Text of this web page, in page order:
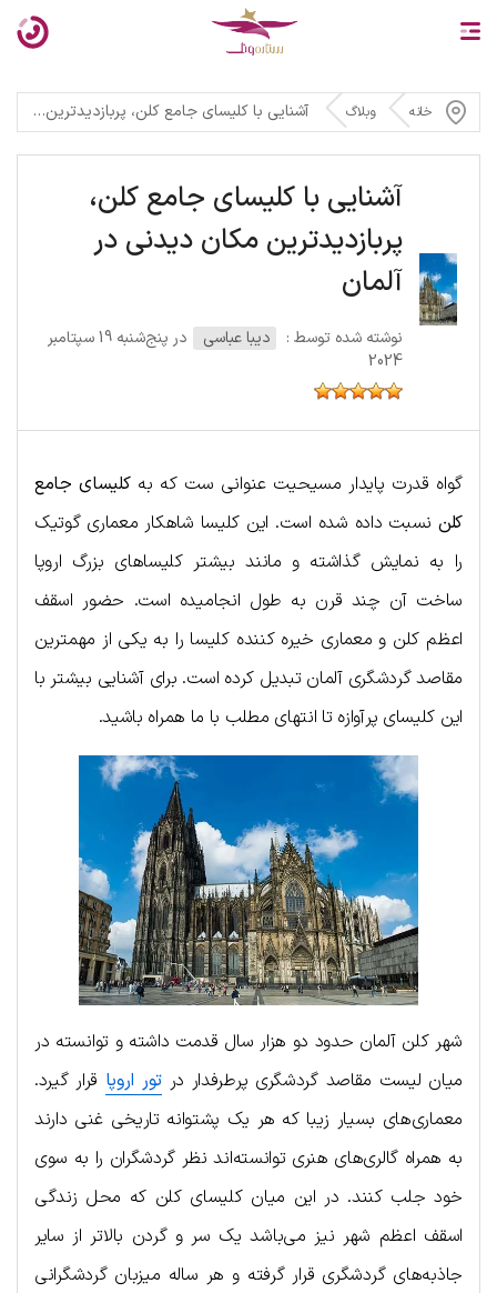
خانه وبلاگ آشنایی با کلیسای جامع کلن، پربازدیدترین مکان دیدنی در آلمان
آشنایی با کلیسای جامع کلن،
پربازدیدترین مکان دیدنی در
آلمان
نوشته شده توسط : دیبا عباسی
در پنج‌شنبه 19 سپتامبر
2024
گواه قدرت پایدار مسیحیت عنوانی ست که بهکلیسای جامع
کلن نسبت داده شده است. این کلیسا شاهکار معماری گوتیک
را به نمایش گذاشته و مانند بیشتر کلیساهای بزرگ اروپا
ساخت آن چند قرن به طول انجامیده است. حضور اسقف
اعظم کلن و معماری خیره کننده کلیسا را به یکی از مهمترین
مقاصد گردشگری آلمان تبدیل کرده است. برای آشنایی بیشتر با
این کلیسای پرآوازه تا انتهای مطلب با ما همراه باشید.
شهر کلن آلمان حدود دو هزار سال قدمت داشته و توانسته در
میان لیست مقاصد گردشگری پرطرفدار درتور اروپا قرار گیرد.
معماری‌های بسیار زیبا که هر یک پشتوانه تاریخی غنی دارند
به همراه گالری‌های هنری توانسته‌اند نظر گردشگران را به سوی
خود جلب کنند. در این میان کلیسای کلن که محل زندگی
اسقف اعظم شهر نیز می‌باشد یک سر و گردن بالاتر از سایر
جاذبه‌های گردشگری قرار گرفته و هر ساله میزبان گردشگرانی